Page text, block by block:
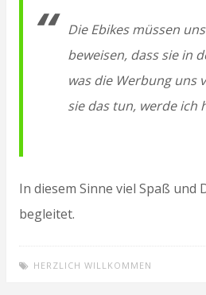
Die Ebikes müssen
beweisen, dass sie in
was die Werbung uns
sie das tun, werde ich
In diesem Sinne viel Spaß und
begleitet.
HERZLICH WILLKOMMEN